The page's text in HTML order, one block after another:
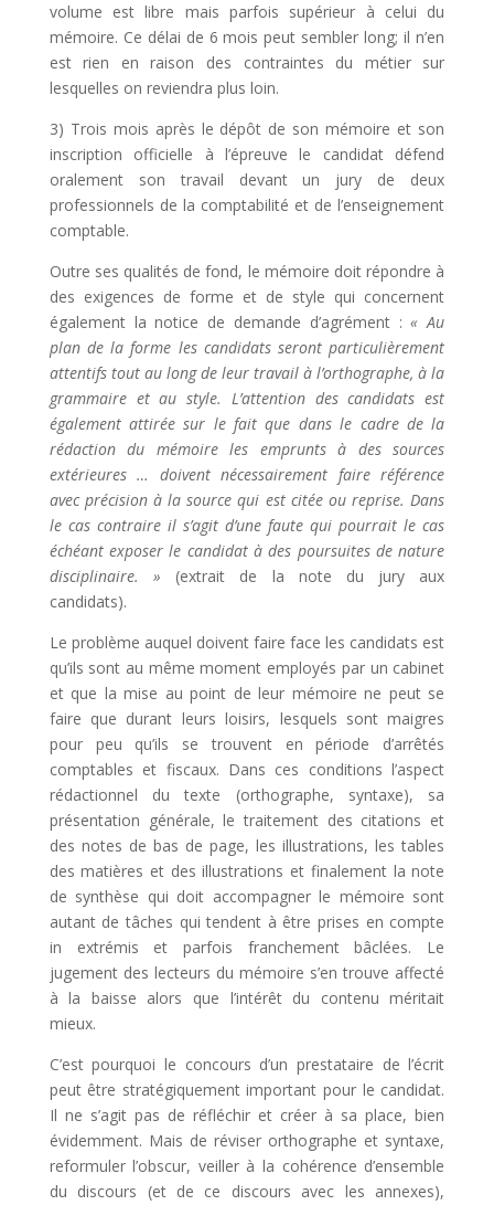
volume est libre mais parfois supérieur à celui du
mémoire. Ce délai de 6 mois peut sembler long; il n’en
est rien en raison des contraintes du métier sur
lesquelles on reviendra plus loin.
3) Trois mois après le dépôt de son mémoire et son
inscription officielle à l’épreuve le candidat défend
oralement son travail devant un jury de deux
professionnels de la comptabilité et de l’enseignement
comptable.
Outre ses qualités de fond, le mémoire doit répondre à
des exigences de forme et de style qui concernent
également la notice de demande d’agrément :« Au
plan de la forme les candidats seront particulièrement
attentifs tout au long de leur travail à l’orthographe, à la
grammaire et au style. L’attention des candidats est
également attirée sur le fait que dans le cadre de la
rédaction du mémoire les emprunts à des sources
extérieures … doivent nécessairement faire référence
avec précision à la source qui est citée ou reprise. Dans
le cas contraire il s’agit d’une faute qui pourrait le cas
échéant exposer le candidat à des poursuites de nature
disciplinaire. » (extrait de la note du jury aux
candidats).
Le problème auquel doivent faire face les candidats est
qu’ils sont au même moment employés par un cabinet
et que la mise au point de leur mémoire ne peut se
faire que durant leurs loisirs, lesquels sont maigres
pour peu qu’ils se trouvent en période d’arrêtés
comptables et fiscaux. Dans ces conditions l’aspect
rédactionnel du texte (orthographe, syntaxe), sa
présentation générale, le traitement des citations et
des notes de bas de page, les illustrations, les tables
des matières et des illustrations et finalement la note
de synthèse qui doit accompagner le mémoire sont
autant de tâches qui tendent à être prises en compte
in extrémis et parfois franchement bâclées. Le
jugement des lecteurs du mémoire s’en trouve affecté
à la baisse alors que l’intérêt du contenu méritait
mieux.
C’est pourquoi le concours d’un prestataire de l’écrit
peut être stratégiquement important pour le candidat.
Il ne s’agit pas de réfléchir et créer à sa place, bien
évidemment. Mais de réviser orthographe et syntaxe,
reformuler l’obscur, veiller à la cohérence d’ensemble
du discours (et de ce discours avec les annexes),